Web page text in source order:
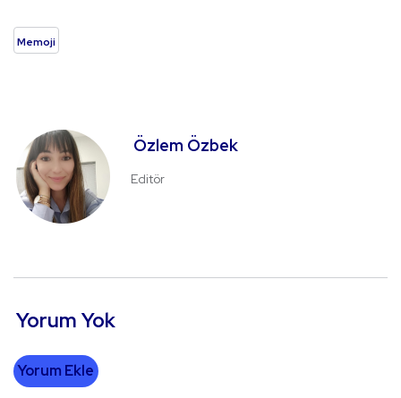
Memoji
Özlem Özbek
Editör
Yorum Yok
Yorum Ekle